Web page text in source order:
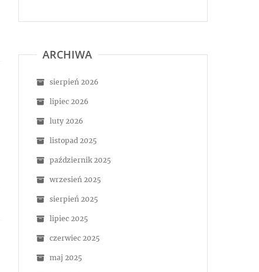
ARCHIWA
sierpień 2026
lipiec 2026
luty 2026
listopad 2025
październik 2025
wrzesień 2025
sierpień 2025
lipiec 2025
czerwiec 2025
maj 2025